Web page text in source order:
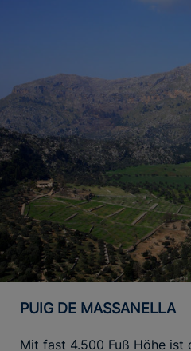
PUIG DE MASSANELLA
Mit fast 4.500 Fuß Höhe ist